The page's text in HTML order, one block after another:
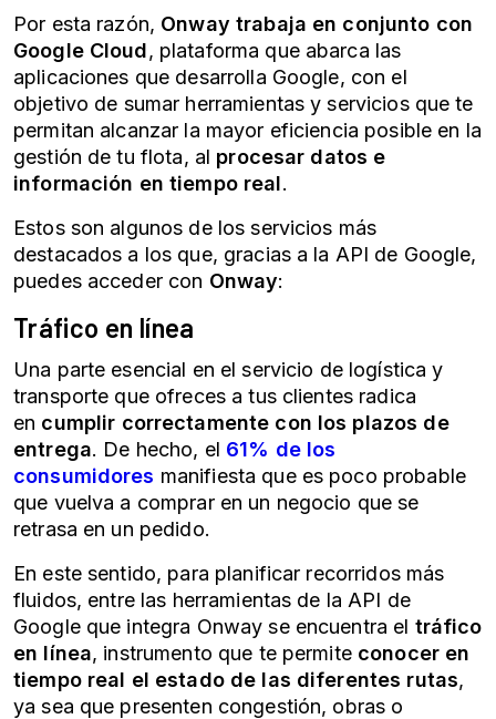
Por esta razón, Onway trabaja en conjunto con
Google Cloud, plataforma que abarca las
aplicaciones que desarrolla Google, con el
objetivo de sumar herramientas y servicios que te
permitan alcanzar la mayor eficiencia posible en la
gestión de tu flota, al procesar datos e
información en tiempo real.
Estos son algunos de los servicios más
destacados a los que, gracias a la API de Google,
puedes acceder con Onway:
Tráfico en línea
Una parte esencial en el servicio de logística y
transporte que ofreces a tus clientes radica
en cumplir correctamente con los plazos de
entrega. De hecho, el 61% de los
consumidores manifiesta que es poco probable
que vuelva a comprar en un negocio que se
retrasa en un pedido.
En este sentido, para planificar recorridos más
fluidos, entre las herramientas de la API de
Google que integra Onway se encuentra el tráfico
en línea, instrumento que te permite conocer en
tiempo real el estado de las diferentes rutas,
ya sea que presenten congestión, obras o